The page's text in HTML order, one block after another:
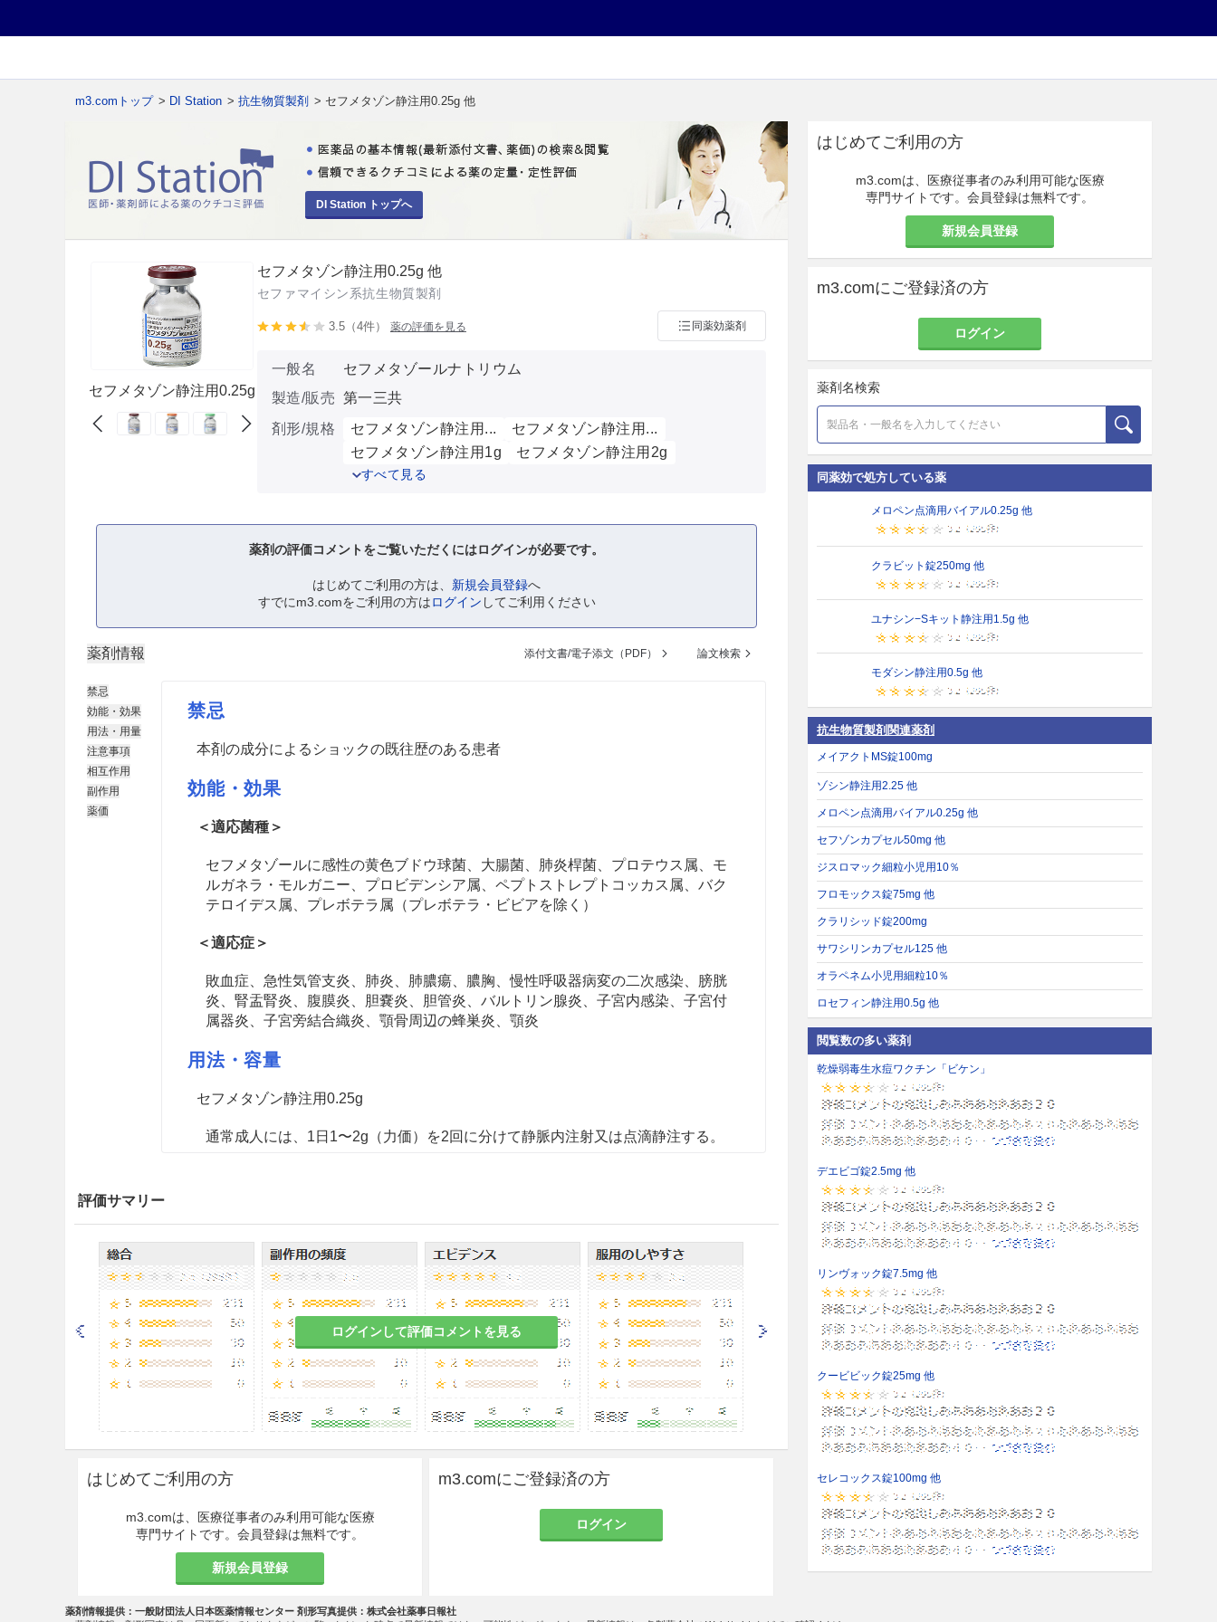
m3.comトップ > DI Station > 抗生物質製剤 > セフメタゾン静注用0.25g 他
DI Station トップへ
セフメタゾン静注用0.25g
セフメタゾン静注用0.25g 他
セファマイシン系抗生物質製剤
3.5（4件） 薬の評価を見る 同薬効薬剤
一般名
セフメタゾールナトリウム
製造/販売 第一三共
剤形/規格
セフメタゾン静注用...
セフメタゾン静注用...
セフメタゾン静注用1g
セフメタゾン静注用2g
すべて見る
薬剤の評価コメントをご覧いただくにはログインが必要です。
はじめてご利用の方は、 新規会員登録へ
すでにm3.comをご利用の方はログイン してご利用ください
薬剤情報 添付文書/電子添文（PDF） 論文検索
禁忌
効能・効果
用法・用量
注意事項
相互作用
副作用
薬価
禁忌
本剤の成分によるショックの既往歴のある患者
効能・効果
＜適応菌種＞
セフメタゾールに感性の黄色ブドウ球菌、大腸菌、肺炎桿菌、プロテウス属、モ
ルガネラ・モルガニー、プロビデンシア属、ペプトストレプトコッカス属、バク
テロイデス属、プレボテラ属（プレボテラ・ビビアを除く）
＜適応症＞
敗血症、急性気管支炎、肺炎、肺膿瘍、膿胸、慢性呼吸器病変の二次感染、膀胱
炎、腎盂腎炎、腹膜炎、胆嚢炎、胆管炎、バルトリン腺炎、子宮内感染、子宮付
属器炎、子宮旁結合織炎、顎骨周辺の蜂巣炎、顎炎
用法・容量
セフメタゾン静注用0.25g
通常成人には、1日1〜2g（力価）を2回に分けて静脈内注射又は点滴静注する。
児では150mg（力価）/kgまで増量し、2〜4回に分割投与する。
静脈内注射に際しては、本剤1g（力価）当たり、日本薬局方注射用水、日本薬局
方生理食塩液又は日本薬局方ブドウ糖注射液10mLに溶解し、緩徐に投与する。な
お、本剤は補液に加えて点滴静注することもできる。
点滴静注を行う場合、注射用水を使用しないこと。（溶液が等張にならないた
め）
注意事項
で、次の措置をとること。
事前に既往歴等について十分な問診を行うこと。なお、抗生物質等によるアレル
ギー歴は必ず確認すること。
投与に際しては、必ずショック等に対する救急処置のとれる準備をしておくこ
評価サマリー
ログインして評価コメントを見る
はじめてご利用の方
m3.comは、医療従事者のみ利用可能な医療
専門サイトです。会員登録は無料です。
新規会員登録
m3.comにご登録済の方
ログイン
はじめてご利用の方
m3.comは、医療従事者のみ利用可能な医療
専門サイトです。会員登録は無料です。
新規会員登録
m3.comにご登録済の方
ログイン
薬剤名検索
同薬効で処方している薬
メロペン点滴用バイアル0.25g 他
クラビット錠250mg 他
ユナシン−Sキット静注用1.5g 他
モダシン静注用0.5g 他
抗生物質製剤関連薬剤
メイアクトMS錠100mg
ゾシン静注用2.25 他
メロペン点滴用バイアル0.25g 他
セフゾンカプセル50mg 他
ジスロマック細粒小児用10％
フロモックス錠75mg 他
クラリシッド錠200mg
サワシリンカプセル125 他
オラペネム小児用細粒10％
ロセフィン静注用0.5g 他
閲覧数の多い薬剤
乾燥弱毒生水痘ワクチン「ビケン」
デエビゴ錠2.5mg 他
リンヴォック錠7.5mg 他
クービビック錠25mg 他
セレコックス錠100mg 他
薬剤情報提供：一般財団法人日本医薬情報センター 剤形写真提供：株式会社薬事日報社